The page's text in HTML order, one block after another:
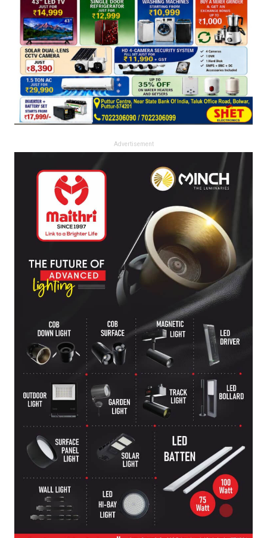
Advertisement